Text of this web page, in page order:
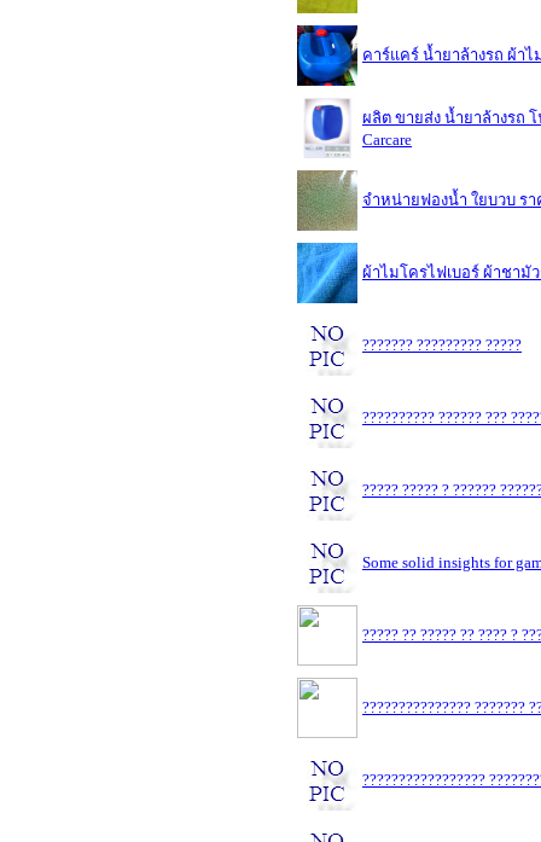
คาร์แคร์ น้ำยาล้างรถ ผ้าไ
ผลิต ขายส่ง น้ำยาล้างรถ
Carcare
จำหน่ายฟองน้ำ ใยบวบ รา
ผ้าไมโครไฟเบอร์ ผ้าชามั
??????? ????????? ?????
?????????? ?????? ???
????? ????? ? ??????
Some solid insights for
????? ?? ????? ?? ???? ?
??????????????? ???????
?????????????????